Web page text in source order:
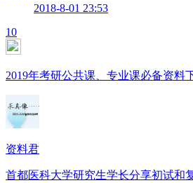
2018-8-01 23:53
10
2019年考研公共课、专业课必备资料
资料君
首都医科大学研究生学长分享初试和